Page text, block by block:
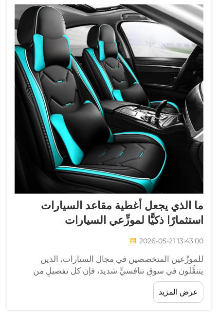
ما الذي يجعل أغطية مقاعد السيارات
استثمارًا ذكيًّا لموزِّعي السيارات
2026-05-21 13:43:00
للموزِّعين المتخصصين في مجال السيارات، الذين
يتنقَّلون في سوقٍ تنافسيٍّ شديد، فإن كل تفصيلٍ من
تفاصيل تجربة العميل يسهم في تشكيل الانطباع والرضا،
وينتهي به المطاف إلى تحقيق الإيرادات. ومن
الاستثمارات التي تُهمَل غالبًا، رغم فائدتها العملية الكبيرة،
عرض المزيد